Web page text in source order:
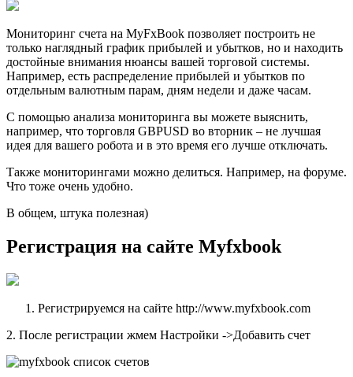
Мониторинг счета на MyFxBook позволяет построить не
только наглядный график прибылей и убытков, но и находить
достойные внимания нюансы вашей торговой системы.
Например, есть распределение прибылей и убытков по
отдельным валютным парам, дням недели и даже часам.
С помощью анализа мониторинга вы можете выяснить,
например, что торговля GBPUSD во вторник – не лучшая
идея для вашего робота и в это время его лучше отключать.
Также мониторингами можно делиться. Например, на форуме.
Что тоже очень удобно.
В общем, штука полезная)
Регистрация на сайте Myfxbook
Регистрируемся на сайте http://www.myfxbook.com
2. После регистрации жмем Настройки ->Добавить счет